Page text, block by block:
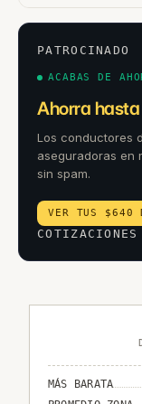
PATROCINADO
ACABAS DE
Ahorra
Los conductores
aseguradoras en
sin spam.
VER TUS $640
MÁS BARATA